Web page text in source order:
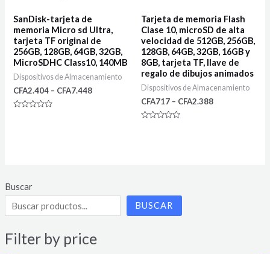
Buscar
BUSCAR
Filter by price
SanDisk-tarjeta de
memoria Micro sd Ultra,
tarjeta TF original de
256GB, 128GB, 64GB, 32GB,
MicroSDHC Class10, 140MB
Dispositivos de Almacenamiento
CFA2.404 – CFA7.448
Tarjeta de memoria Flash
Clase 10, microSD de alta
velocidad de 512GB, 256GB,
128GB, 64GB, 32GB, 16GB y
8GB, tarjeta TF, llave de
regalo de dibujos animados
Dispositivos de Almacenamiento
CFA717 – CFA2.388